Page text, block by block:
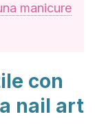
manicure
con
nail art